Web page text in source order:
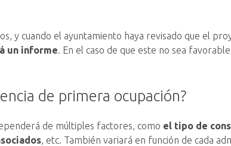
y cuando el ayuntamiento haya revisado que el
un informe . En el caso de que este no sea
de primera ocupación?
de múltiples factores, como el tipo de
, etc. También variará en función de cada